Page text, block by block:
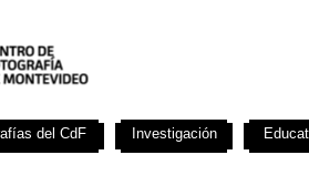
del CdF Investigación